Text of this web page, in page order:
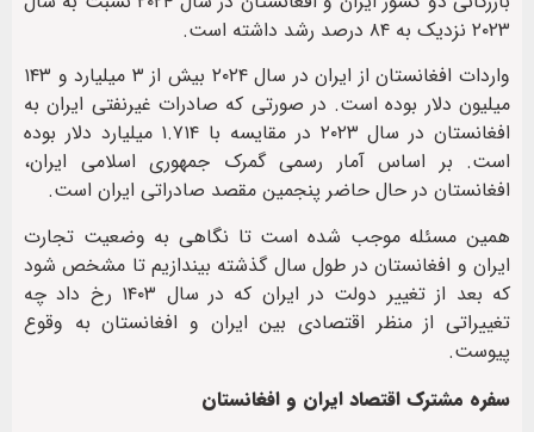
۲۰۲۳ نزدیک به ۸۴ درصد رشد داشته است.
واردات افغانستان از ایران در سال ۲۰۲۴ بیش از ۳ میلیارد و ۱۴۳
میلیون دلار بوده است. در صورتی که صادرات غیرنفتی ایران به
افغانستان در سال ۲۰۲۳ در مقایسه با ۱.۷۱۴ میلیارد دلار بوده
است. بر اساس آمار رسمی گمرک جمهوری اسلامی ایران،
افغانستان در حال حاضر پنجمین مقصد صادراتی ایران است.
همین مسئله موجب شده است تا نگاهی به وضعیت تجارت
ایران و افغانستان در طول سال گذشته بیندازیم تا مشخص شود
که بعد از تغییر دولت در ایران که در سال ۱۴۰۳ رخ داد چه
تغییراتی از منظر اقتصادی بین ایران و افغانستان به وقوع
پیوست.
سفره مشترک اقتصاد ایران و افغانستان